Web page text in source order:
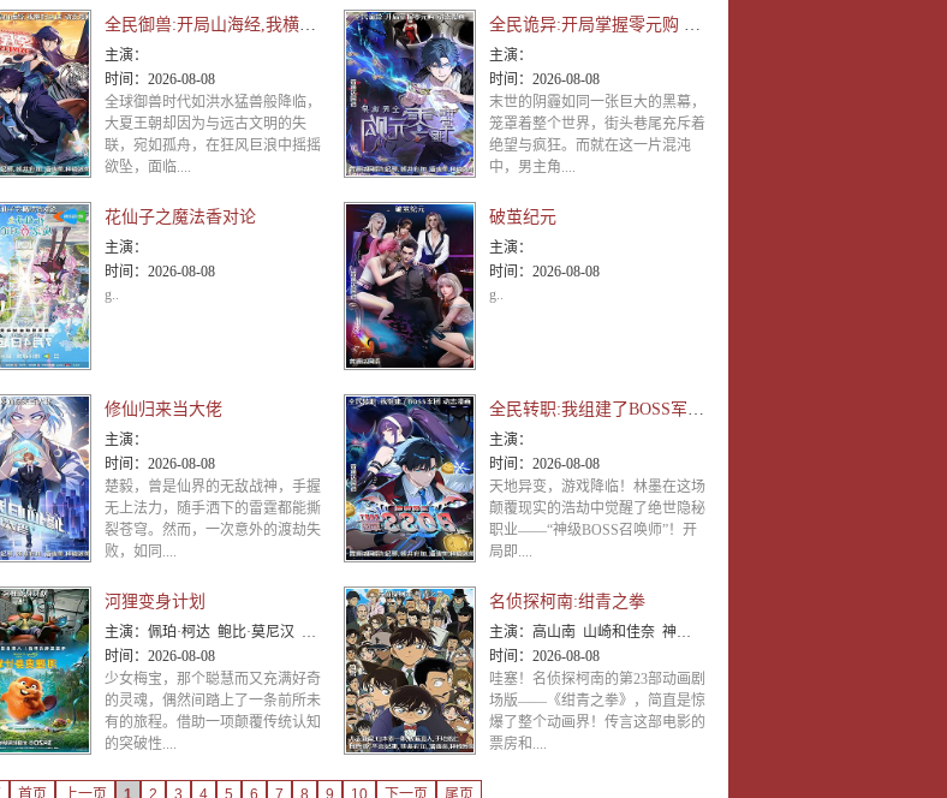
全民御兽:开局山海经,我横扫全球 动态漫画
主演：
时间： 2026-08-08
全球御兽时代如洪水猛兽般降临，
大夏王朝却因为与远古文明的失
联，宛如孤舟，在狂风巨浪中摇摇
欲坠，面临....
全民诡异:开局掌握零元购 动态漫画
主演：
时间： 2026-08-08
末世的阴霾如同一张巨大的黑幕，
笼罩着整个世界，街头巷尾充斥着
绝望与疯狂。而就在这一片混沌
中，男主角....
花仙子之魔法香对论
主演：
时间： 2026-08-08
g..
破茧纪元
主演：
时间： 2026-08-08
g..
修仙归来当大佬
主演：
时间： 2026-08-08
楚毅，曾是仙界的无敌战神，手握
无上法力，随手洒下的雷霆都能撕
裂苍穹。然而，一次意外的渡劫失
败，如同....
全民转职:我组建了BOSS军团 动态漫画
主演：
时间： 2026-08-08
天地异变，游戏降临！林墨在这场
颠覆现实的浩劫中觉醒了绝世隐秘
职业——“神级BOSS召唤师”！开
局即....
河狸变身计划
主演： 佩珀·柯达 鲍比·莫尼汉 乔恩·哈姆 凯茜·纳基麦 戴夫·弗兰科 爱德华多·弗兰科 梅丽莎·维亚西诺
时间： 2026-08-08
少女梅宝，那个聪慧而又充满好奇
的灵魂，偶然间踏上了一条前所未
有的旅程。借助一项颠覆传统认知
的突破性....
名侦探柯南:绀青之拳
主演： 高山南 山崎和佳奈 神谷明 小山力也 林原惠美 山口胜平 田中秀幸 岛本须美 绪方贤一 堀川亮 松井菜樱子 宫村优子 岩居由希子 大谷育江 高木涉 高岛雅罗 堀之纪 立木文彦 小山茉美 三石琴乃 置鲇龙太郎 日高法子 池田秀一 古谷彻
时间： 2026-08-08
哇塞！名侦探柯南的第23部动画剧
场版——《绀青之拳》，简直是惊
爆了整个动画界！传言这部电影的
票房和....
首页 上一页 1 2 3 4 5 6 7 8 9 10 下一页 尾页